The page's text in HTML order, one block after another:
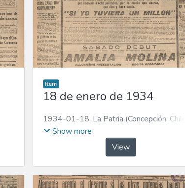
Item
18 de enero de 1934
1934-01-18, La Patria (Concepción, Chile :
1923)
Show more
View